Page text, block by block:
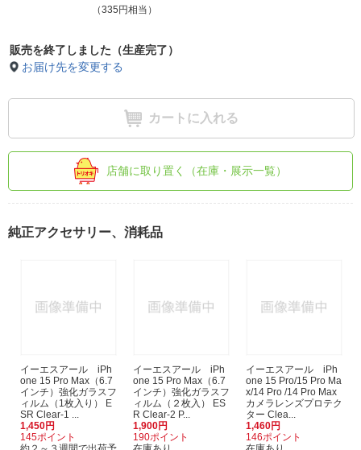
（335円相当）
販売を終了しました（生産完了）
お届け先を変更する
カートに入れる
店舗に取り置く（在庫・展示一覧）
純正アクセサリー、消耗品
イーエスアール iPh
one 15 Pro Max（6.7
インチ）強化ガラスフ
ィルム（1枚入り） E
SR Clear-1 ...
1,450円
145ポイント
イーエスアール iPh
one 15 Pro Max（6.7
インチ）強化ガラスフ
ィルム（２枚入） ES
R Clear-2 P...
1,900円
190ポイント
イーエスアール iPh
one 15 Pro/15 Pro Ma
x/14 Pro /14 Pro Max
カメラレンズプロテク
ター Clea...
1,460円
146ポイント